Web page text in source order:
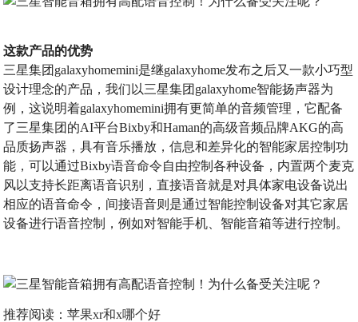
这款产品的优势
三星集团galaxyhomemini是继galaxyhome发布之后又一款小巧型
设计理念的产品，我们以三星集团galaxyhome智能扬声器为
例，这说明着galaxyhomemini拥有更简单的音频管理，它配备
了三星集团的AI平台Bixby和Haman的高级音频品牌AKG的高
品质扬声器，具有音乐播放，信息和差异化的智能家居控制功
能，可以通过Bixby语音命令自由控制各种设备，内置两个麦克
风以支持长距离语音识别，直接语音就是对具体家电设备说出
相应的语音命令，间接语音则是通过智能控制设备对其它家居
设备进行语音控制，例如对智能手机、智能音箱等进行控制。
推荐阅读：苹果xr和x哪个好